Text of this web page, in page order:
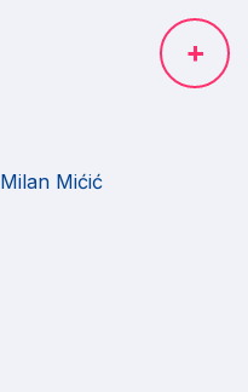
Milan Mićić